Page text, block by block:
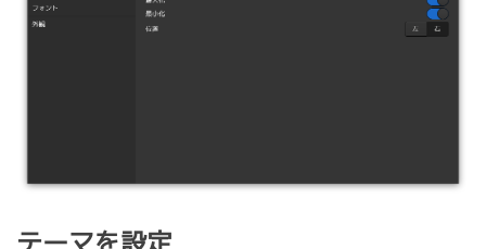
テーマを設定